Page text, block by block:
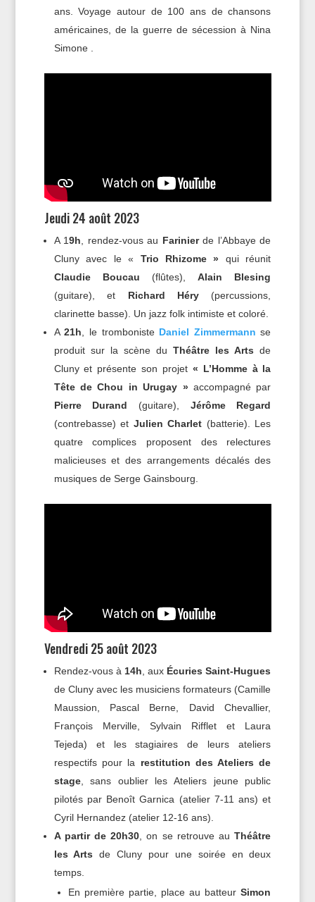
ans. Voyage autour de 100 ans de chansons
américaines, de la guerre de sécession à Nina
Simone .
Jeudi 24 août 2023
A 19h , rendez-vous au Farinierde l’Abbaye de
Cluny avec le « Trio Rhizome » qui réunit
Claudie Boucau (flûtes),Alain Blesing
(guitare), et Richard Héry(percussions,
clarinette basse). Un jazz folk intimiste et coloré.
A21h , le tromboniste Daniel Zimmermann se
produit sur la scène duThéâtre les Arts de
Cluny et présente son projet « L’Homme à la
Tête de Chou in Urugay »accompagné par
Pierre Durand (guitare), Jérôme Regard
(contrebasse) et Julien Charlet (batterie). Les
quatre complices proposent des relectures
malicieuses et des arrangements décalés des
musiques de Serge Gainsbourg.
Vendredi 25 août 2023
Rendez-vous à 14h , aux Écuries Saint-Hugues
de Cluny avec les musiciens formateurs (Camille
Maussion, Pascal Berne, David Chevallier,
François Merville, Sylvain Rifflet et Laura
Tejeda) et les stagiaires de leurs ateliers
respectifs pour la restitution des Ateliers de
stage, sans oublier les Ateliers jeune public
pilotés par Benoît Garnica (atelier 7-11 ans) et
Cyril Hernandez (atelier 12-16 ans).
A partir de 20h30 , on se retrouve auThéâtre
les Arts de Cluny pour une soirée en deux
temps.
En première partie, place au batteurSimon